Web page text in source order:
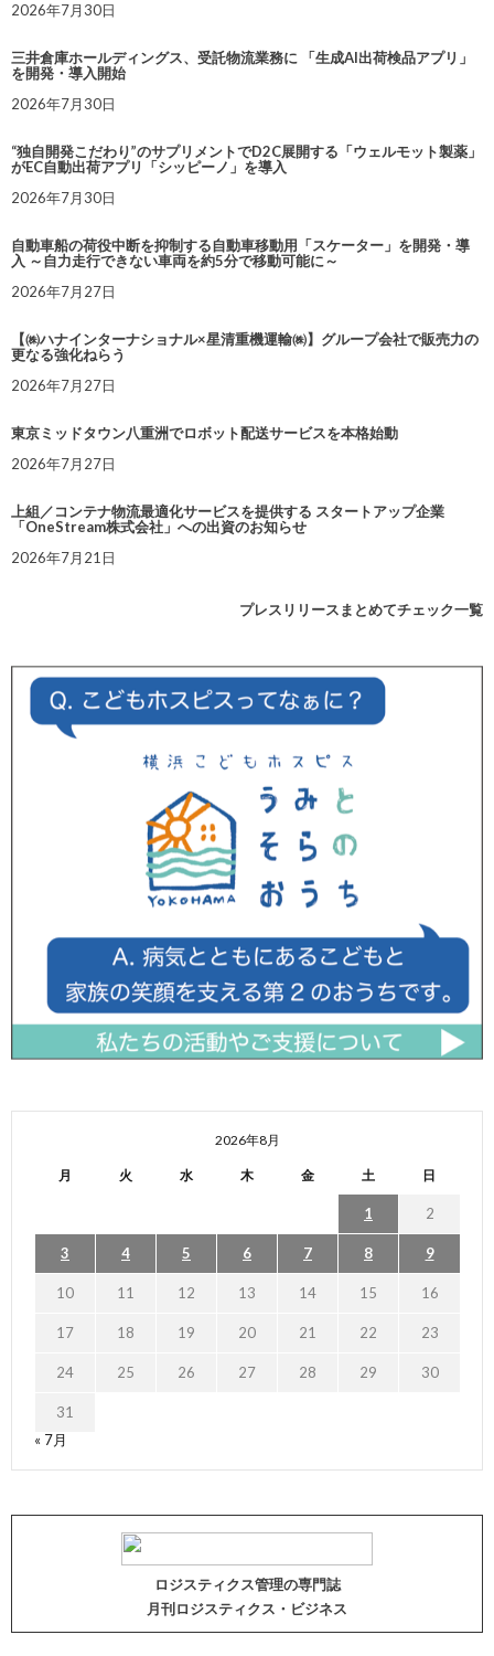
2026年7月30日
三井倉庫ホールディングス、受託物流業務に 「生成AI出荷検品アプリ」
を開発・導入開始
2026年7月30日
“独自開発こだわり”のサプリメントでD2C展開する「ウェルモット製薬」
がEC自動出荷アプリ「シッピーノ」を導入
2026年7月30日
自動車船の荷役中断を抑制する自動車移動用「スケーター」を開発・導
入 ～自力走行できない車両を約5分で移動可能に～
2026年7月27日
【㈱ハナインターナショナル×星清重機運輸㈱】グループ会社で販売力の
更なる強化ねらう
2026年7月27日
東京ミッドタウン八重洲でロボット配送サービスを本格始動
2026年7月27日
上組／コンテナ物流最適化サービスを提供する スタートアップ企業
「OneStream株式会社」への出資のお知らせ
2026年7月21日
プレスリリースまとめてチェック一覧
2026年8月
月 火 水 木 金 土 日
1 2
3 4 5 6 7 8 9
10 11 12 13 14 15 16
17 18 19 20 21 22 23
24 25 26 27 28 29 30
31
« 7月
ロジスティクス管理の専門誌
月刊ロジスティクス・ビジネス